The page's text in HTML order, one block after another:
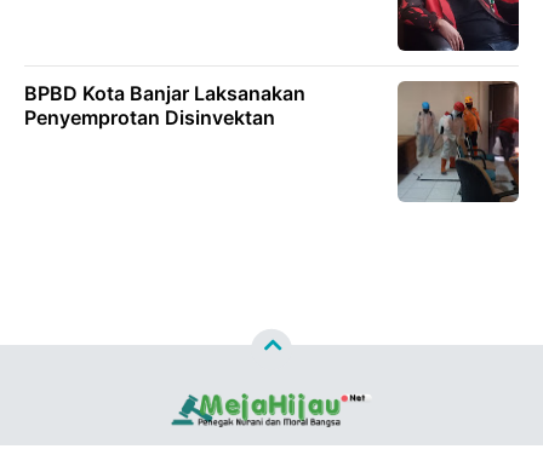
BPBD Kota Banjar Laksanakan
Penyemprotan Disinvektan
Copyright ©2026MEJAHIJAU.NET™